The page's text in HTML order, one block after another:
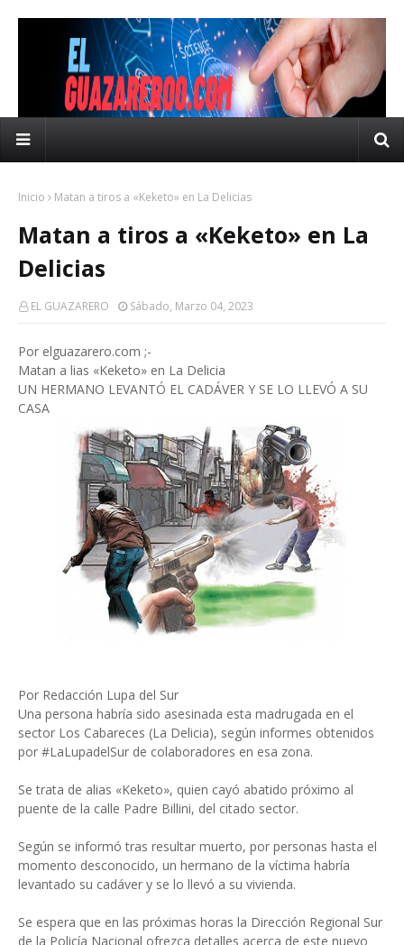
Inicio Matan a tiros a «Keketo» en La Delicias
Matan a tiros a «Keketo» en La
Delicias
EL GUAZARERO Sábado, Marzo 04, 2023
Por elguazarero.com ;-
Matan a lias «Keketo» en La Delicia
UN HERMANO LEVANTÓ EL CADÁVER Y SE LO LLEVÓ A SU
CASA
Por Redacción Lupa del Sur
Una persona habría sido asesinada esta madrugada en el
sector Los Cabareces (La Delicia), según informes obtenidos
por #LaLupadelSur de colaboradores en esa zona.
Se trata de alias «Keketo», quien cayó abatido próximo al
puente de la calle Padre Billini, del citado sector.
Según se informó tras resultar muerto, por personas hasta el
momento desconocido, un hermano de la víctima habría
levantado su cadáver y se lo llevó a su vivienda.
Se espera que en las próximas horas la Dirección Regional Sur
de la Policía Nacional ofrezca detalles acerca de este nuevo